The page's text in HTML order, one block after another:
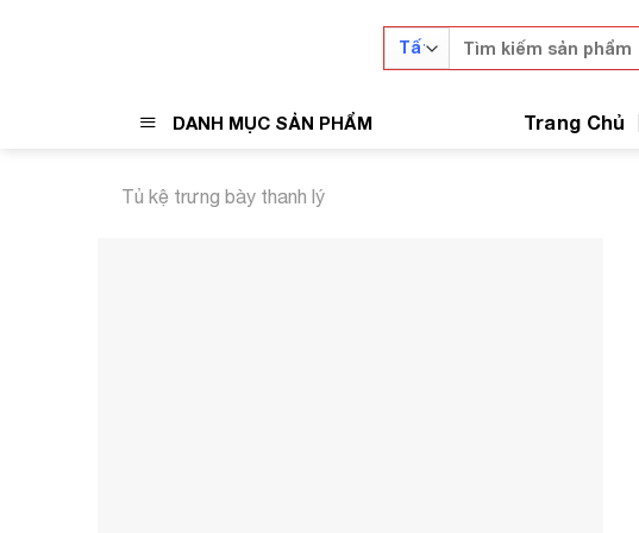
Tìm
kiếm:
DANH MỤC SẢN PHẨM Trang Chủ
Tủ kệ trưng bày thanh lý